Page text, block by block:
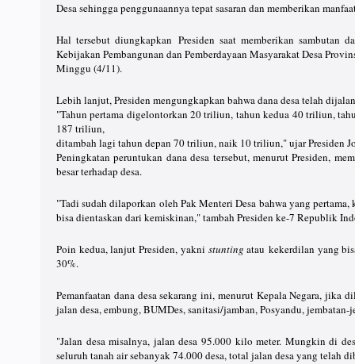
Desa sehingga penggunaannya tepat sasaran dan memberikan
Hal tersebut diungkapkan Presiden saat memberikan sambutan
Kebijakan Pembangunan dan Pemberdayaan Masyarakat Desa
Minggu (4/11).
Lebih lanjut, Presiden mengungkapkan bahwa dana desa telah
"Tahun pertama digelontorkan 20 triliun, tahun kedua 40 triliun,
187 triliun,
ditambah lagi tahun depan 70 triliun, naik 10 triliun," ujar Presiden
Peningkatan peruntukan dana desa tersebut, menurut Presiden,
besar terhadap desa.
"Tadi sudah dilaporkan oleh Pak Menteri Desa bahwa yang
bisa dientaskan dari kemiskinan," tambah Presiden ke-7 Republik
Poin kedua, lanjut Presiden, yakni stunting atau kekerdilan yang
30%.
Pemanfaatan dana desa sekarang ini, menurut Kepala Negara, jika
jalan desa, embung, BUMDes, sanitasi/jamban, Posyandu,
"Jalan desa misalnya, jalan desa 95.000 kilo meter. Mungkin di
seluruh tanah air sebanyak 74.000 desa, total jalan desa yang telah